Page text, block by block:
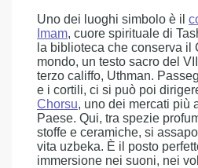
Uno dei luoghi simbolo è il
Imam, cuore spirituale di
la biblioteca che conserva il
mondo, un testo sacro del
terzo califfo, Uthman.
e i cortili, ci si può poi
Chorsu, uno dei mercati più
Paese. Qui, tra spezie
stoffe e ceramiche, si
vita uzbeka. È il posto
immersione nei suoni, nei